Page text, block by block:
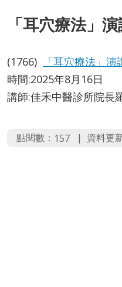
「耳穴療法」
(1766)
「耳穴療法」演
時間:2025年8月16日
講師:佳禾中醫診所院長
點閱數： 157 資料更